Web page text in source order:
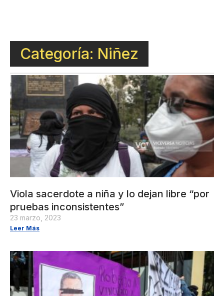
Categoría: Niñez
Viola sacerdote a niña y lo dejan libre “por
pruebas inconsistentes”
23 marzo, 2023
Leer Más